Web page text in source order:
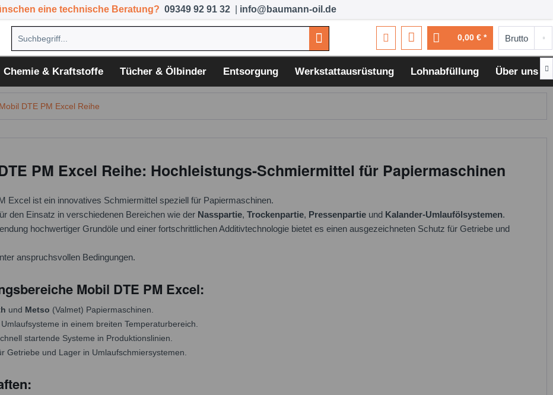
eine technische Beratung? 09349 92 91 32 info@baumann-oil.de
0,00 € *
Chemie & Kraftstoffe Tücher & Ölbinder Entsorgung Werkstattausrüstung Lohnabfüllung Über uns 
Mobil DTE PM Excel Reihe
PM Excel Reihe: Hochleistungs-Schmiermittel für Papiermaschinen
Excel ist ein innovatives Schmiermittel speziell für Papiermaschinen.
den Einsatz in verschiedenen Bereichen wie der Nasspartie, Trockenpartie, Pressenpartie und Kalander-Umlaufölsystemen.
hochwertiger Grundöle und einer fortschrittlichen Additivtechnologie bietet es einen ausgezeichneten Schutz für Getriebe und
anspruchsvollen Bedingungen.
Mobil DTE PM Excel:
und Metso (Valmet) Papiermaschinen.
in einem breiten Temperaturbereich.
startende Systeme in Produktionslinien.
Getriebe und Lager in Umlaufschmiersystemen.